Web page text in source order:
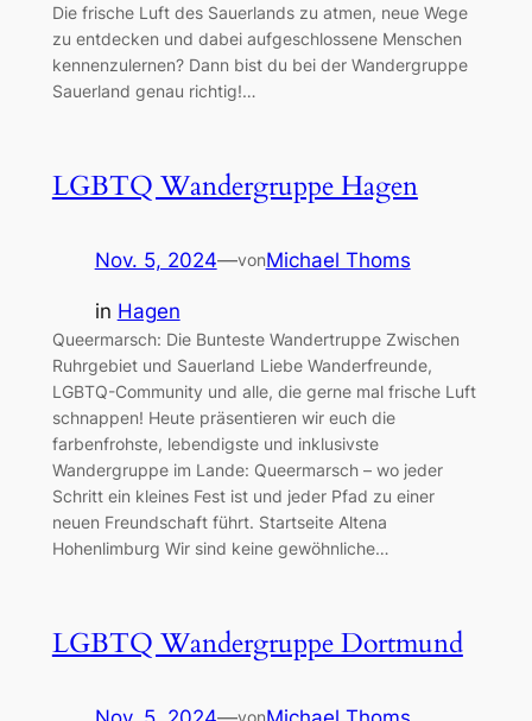
Die frische Luft des Sauerlands zu atmen, neue Wege
zu entdecken und dabei aufgeschlossene Menschen
kennenzulernen? Dann bist du bei der Wandergruppe
Sauerland genau richtig!…
LGBTQ Wandergruppe Hagen
Nov. 5, 2024—vonMichael Thoms
in Hagen
Queermarsch: Die Bunteste Wandertruppe Zwischen
Ruhrgebiet und Sauerland Liebe Wanderfreunde,
LGBTQ-Community und alle, die gerne mal frische Luft
schnappen! Heute präsentieren wir euch die
farbenfrohste, lebendigste und inklusivste
Wandergruppe im Lande: Queermarsch – wo jeder
Schritt ein kleines Fest ist und jeder Pfad zu einer
neuen Freundschaft führt. Startseite Altena
Hohenlimburg Wir sind keine gewöhnliche…
LGBTQ Wandergruppe Dortmund
von